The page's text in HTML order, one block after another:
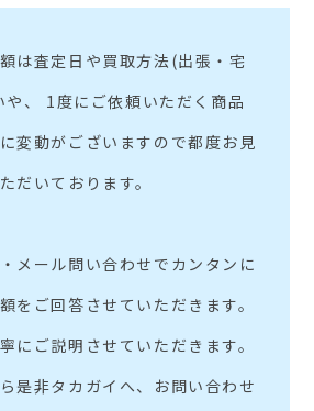
は査定日や買取方法(出張・宅
、 1度にご依頼いただく商品
変動がございますので都度お見
だいております。
メール問い合わせでカンタンに
をご回答させていただきます。
にご説明させていただきます。
是非タカガイへ、お問い合わせ